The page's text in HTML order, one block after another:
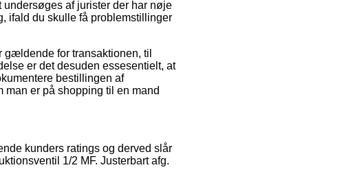
af jurister der har nøje
ifald du skulle få problemstillinger
gældende for transaktionen, til
er det desuden essesentielt, at
bestillingen af
man er på shopping til en mand
kunders ratings og derved slår
1/2 MF. Justerbart afg.